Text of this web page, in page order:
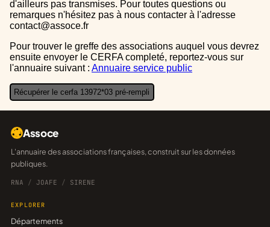
d'ailleurs pas transmises. Pour toutes questions ou
remarques n'hésitez pas à nous contacter à l'adresse
contact@assoce.fr
Pour trouver le greffe des associations auquel vous devrez
ensuite envoyer le CERFA completé, reportez-vous sur
l'annuaire suivant : Annuaire service public
Récupérer le cerfa 13972*03 pré-rempli
Assoce
L'annuaire des associations françaises, construit sur les données
publiques.
RNA / JOAFE / SIRENE
EXPLORER
Départements